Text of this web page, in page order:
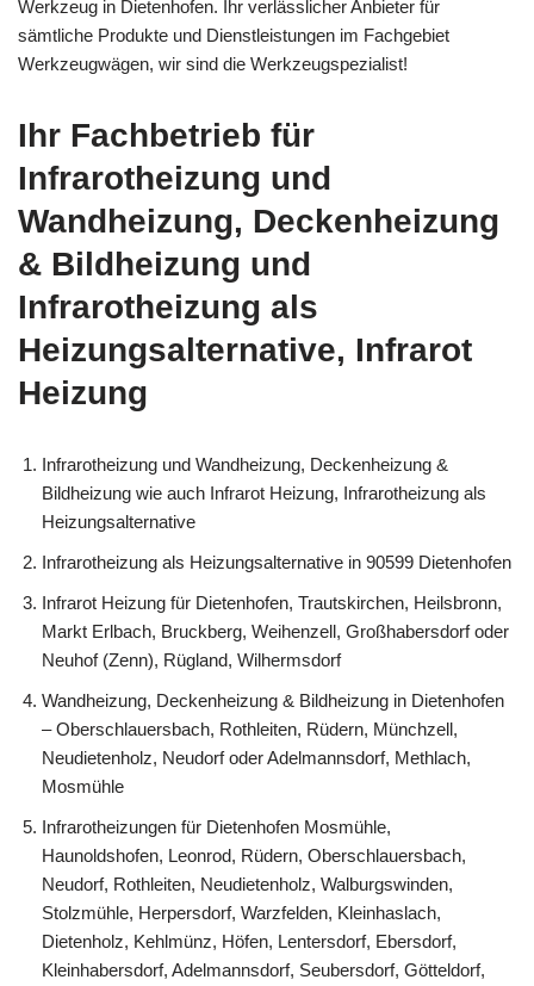
Werkzeug in Dietenhofen. Ihr verlässlicher Anbieter für
sämtliche Produkte und Dienstleistungen im Fachgebiet
Werkzeugwägen, wir sind die Werkzeugspezialist!
Ihr Fachbetrieb für
Infrarotheizung und
Wandheizung, Deckenheizung
& Bildheizung und
Infrarotheizung als
Heizungsalternative, Infrarot
Heizung
Infrarotheizung und Wandheizung, Deckenheizung &
Bildheizung wie auch Infrarot Heizung, Infrarotheizung als
Heizungsalternative
Infrarotheizung als Heizungsalternative in 90599 Dietenhofen
Infrarot Heizung für Dietenhofen, Trautskirchen, Heilsbronn,
Markt Erlbach, Bruckberg, Weihenzell, Großhabersdorf oder
Neuhof (Zenn), Rügland, Wilhermsdorf
Wandheizung, Deckenheizung & Bildheizung in Dietenhofen
– Oberschlauersbach, Rothleiten, Rüdern, Münchzell,
Neudietenholz, Neudorf oder Adelmannsdorf, Methlach,
Mosmühle
Infrarotheizungen für Dietenhofen Mosmühle,
Haunoldshofen, Leonrod, Rüdern, Oberschlauersbach,
Neudorf, Rothleiten, Neudietenholz, Walburgswinden,
Stolzmühle, Herpersdorf, Warzfelden, Kleinhaslach,
Dietenholz, Kehlmünz, Höfen, Lentersdorf, Ebersdorf,
Kleinhabersdorf, Adelmannsdorf, Seubersdorf, Götteldorf,